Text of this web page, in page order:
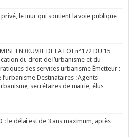
le mur qui soutient la voie publique
EN ŒUVRE DE LA LOI n°172 DU 15
du droit de l’urbanisme et du
des services urbanisme Émetteur :
Destinataires : Agents
secrétaires de mairie, élus
: le délai est de 3 ans maximum, après